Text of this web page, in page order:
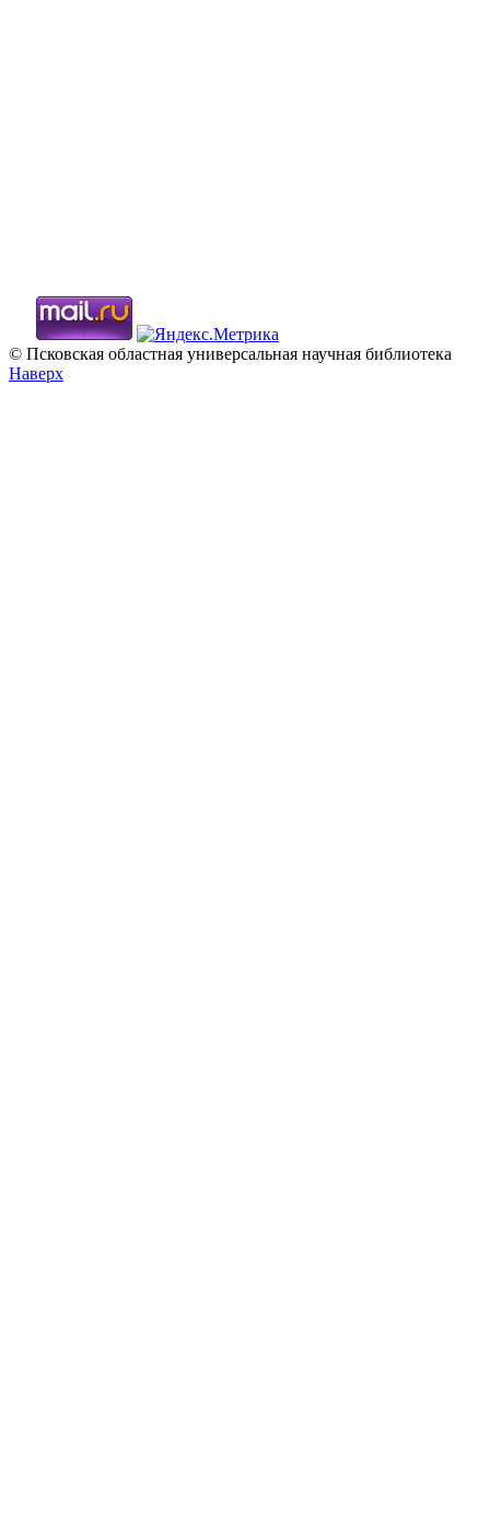
© Псковская областная универсальная научная библиотека
Наверх